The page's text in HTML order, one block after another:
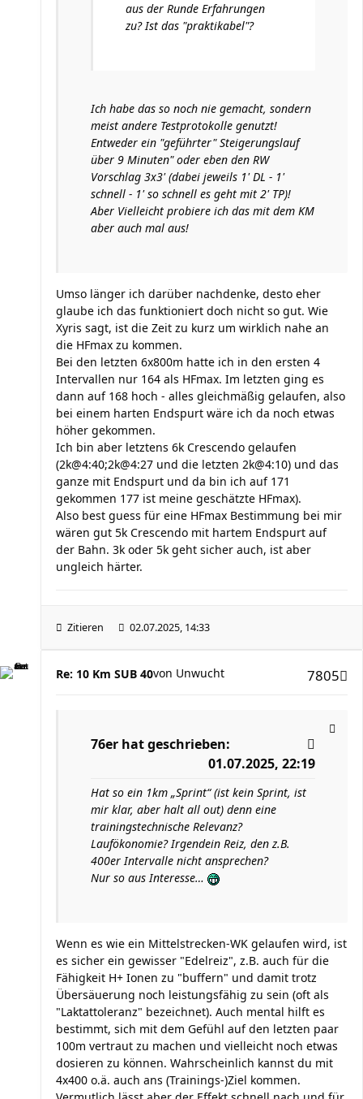
aus der Runde Erfahrungen
zu? Ist das "praktikabel"?
Ich habe das so noch nie gemacht, sondern
meist andere Testprotokolle genutzt!
Entweder ein "geführter" Steigerungslauf
über 9 Minuten" oder eben den RW
Vorschlag 3x3' (dabei jeweils 1' DL - 1'
schnell - 1' so schnell es geht mit 2' TP)!
Aber Vielleicht probiere ich das mit dem KM
aber auch mal aus!
Umso länger ich darüber nachdenke, desto eher
glaube ich das funktioniert doch nicht so gut. Wie
Xyris sagt, ist die Zeit zu kurz um wirklich nahe an
die HFmax zu kommen.
Bei den letzten 6x800m hatte ich in den ersten 4
Intervallen nur 164 als HFmax. Im letzten ging es
dann auf 168 hoch - alles gleichmäßig gelaufen, also
bei einem harten Endspurt wäre ich da noch etwas
höher gekommen.
Ich bin aber letztens 6k Crescendo gelaufen
(2k@4:40;2k@4:27 und die letzten 2k@4:10) und das
ganze mit Endspurt und da bin ich auf 171
gekommen 177 ist meine geschätzte HFmax).
Also best guess für eine HFmax Bestimmung bei mir
wären gut 5k Crescendo mit hartem Endspurt auf
der Bahn. 3k oder 5k geht sicher auch, ist aber
ungleich härter.
Zitieren 02.07.2025, 14:33
Re: 10 Km SUB 40 7805
von Unwucht
76er hat geschrieben:
01.07.2025, 22:19
Hat so ein 1km „Sprint“ (ist kein Sprint, ist
mir klar, aber halt all out) denn eine
trainingstechnische Relevanz?
Laufökonomie? Irgendein Reiz, den z.B.
400er Intervalle nicht ansprechen?
Nur so aus Interesse…
Wenn es wie ein Mittelstrecken-WK gelaufen wird, ist
es sicher ein gewisser "Edelreiz", z.B. auch für die
Fähigkeit H+ Ionen zu "buffern" und damit trotz
Übersäuerung noch leistungsfähig zu sein (oft als
"Laktattoleranz" bezeichnet). Auch mental hilft es
bestimmt, sich mit dem Gefühl auf den letzten paar
100m vertraut zu machen und vielleicht noch etwas
dosieren zu können. Wahrscheinlich kannst du mit
4x400 o.ä. auch ans (Trainings-)Ziel kommen.